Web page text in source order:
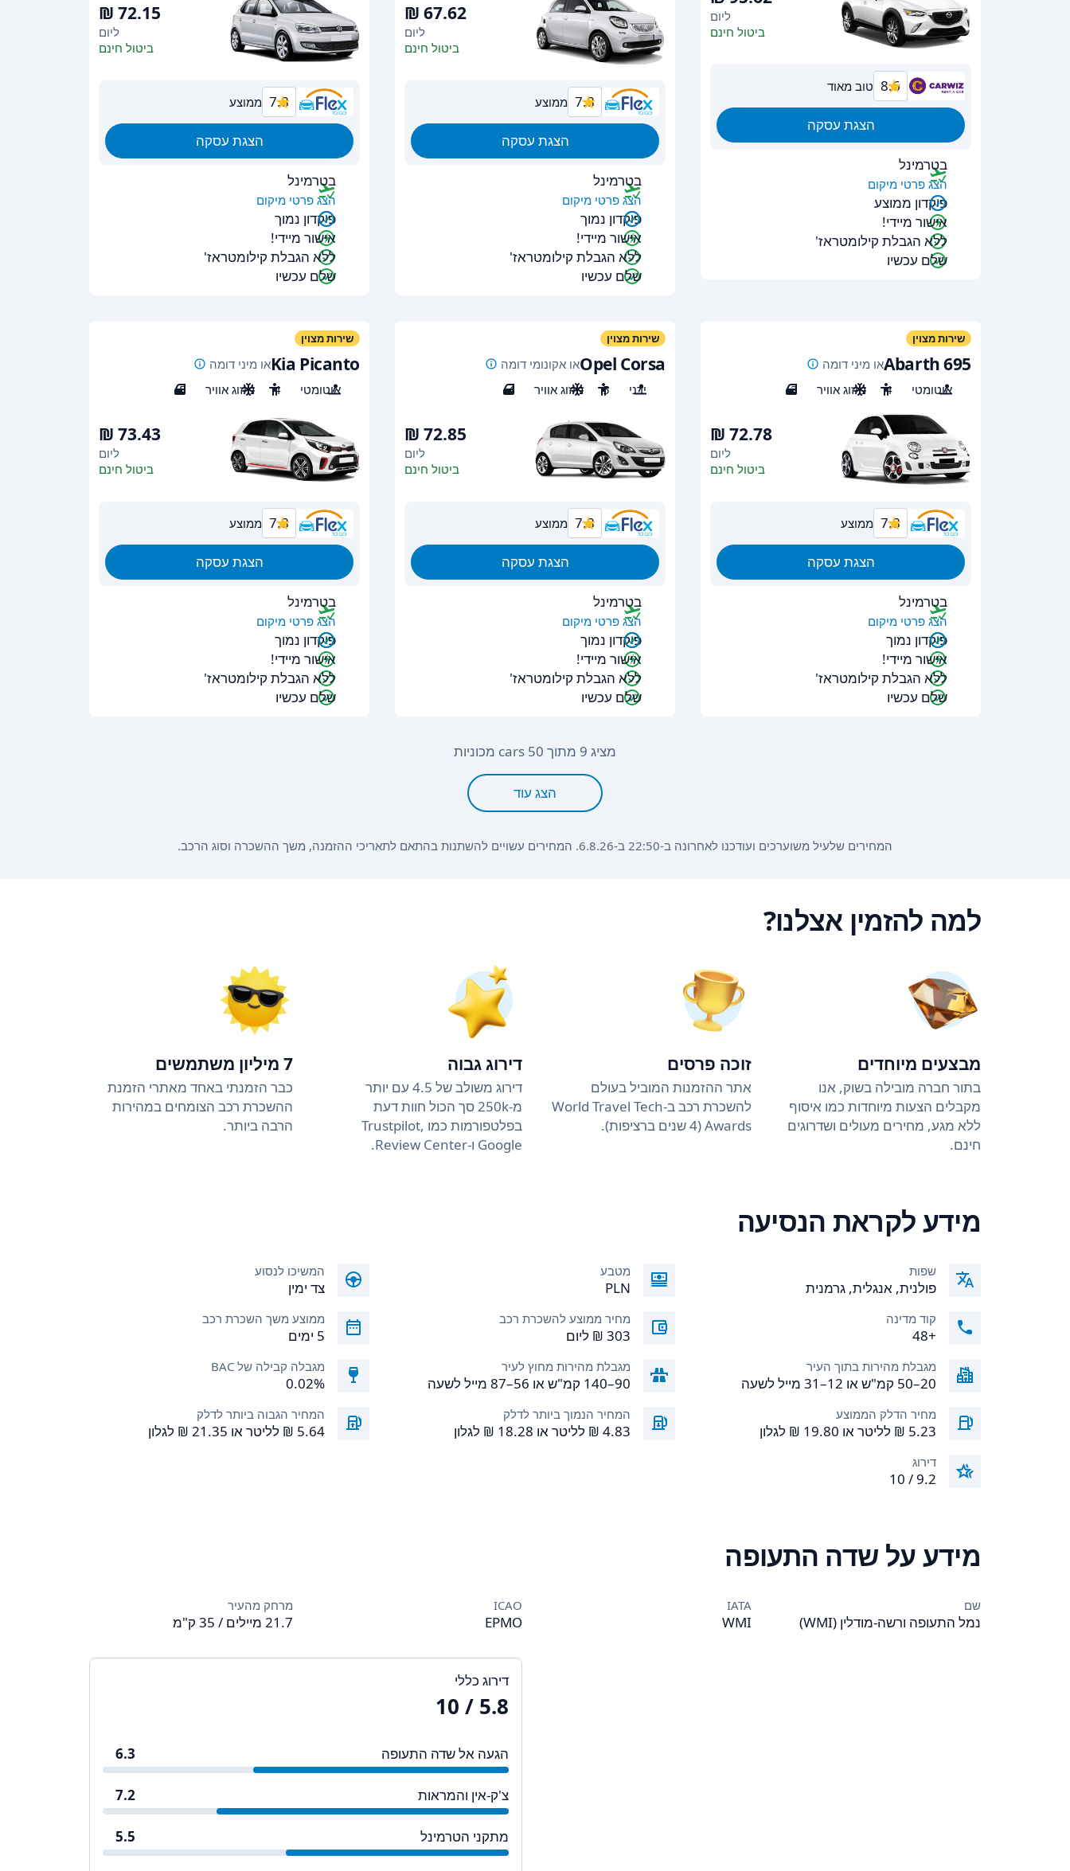
ליום
ביטול חינם
8.6 טוב מאוד
הצגת עסקה
בטרמינל
הצג פרטי מיקום
פיקדון ממוצע
אישור מיידי!
ללא הגבלת קילומטראז'
שלם עכשיו
ליום
ביטול חינם
7.8 ממוצע
הצגת עסקה
בטרמינל
הצג פרטי מיקום
פיקדון נמוך
אישור מיידי!
ללא הגבלת קילומטראז'
שלם עכשיו
ליום
ביטול חינם
7.8 ממוצע
הצגת עסקה
בטרמינל
הצג פרטי מיקום
פיקדון נמוך
אישור מיידי!
ללא הגבלת קילומטראז'
שלם עכשיו
שירות מצוין
Abarth 695או מיני דומה
אוטומטי
4 מיזוג אוויר 3
ליום
ביטול חינם
7.8 ממוצע
הצגת עסקה
בטרמינל
הצג פרטי מיקום
פיקדון נמוך
אישור מיידי!
ללא הגבלת קילומטראז'
שלם עכשיו
שירות מצוין
Opel Corsaאו אקונומי דומה
ידני
5 מיזוג אוויר 4
ליום
ביטול חינם
7.8 ממוצע
הצגת עסקה
בטרמינל
הצג פרטי מיקום
פיקדון נמוך
אישור מיידי!
ללא הגבלת קילומטראז'
שלם עכשיו
שירות מצוין
Kia Picantoאו מיני דומה
אוטומטי
4 מיזוג אוויר 5
ליום
ביטול חינם
7.8 ממוצע
הצגת עסקה
בטרמינל
הצג פרטי מיקום
פיקדון נמוך
אישור מיידי!
ללא הגבלת קילומטראז'
שלם עכשיו
מציג 9 מתוך 50 cars מכוניות
הצג עוד
המחירים שלעיל משוערכים ועודכנו לאחרונה ב-22:50 ב-6.8.26. המחירים עשויים להשתנות בהתאם לתאריכי ההזמנה, משך ההשכרה וסוג הרכב.
למה להזמין אצלנו?
מבצעים מיוחדים
בתור חברה מובילה בשוק, אנו
מקבלים הצעות מיוחדות כמו איסוף
ללא מגע, מחירים מעולים ושדרוגים
חינם.
זוכה פרסים
אתר ההזמנות המוביל בעולם
להשכרת רכב ב-World Travel Tech
Awards (4 שנים ברציפות).
דירוג גבוה
דירוג משולב של 4.5 עם יותר
מ-250k סך הכול חוות דעת
בפלטפורמות כמו Trustpilot,
Google ו-Review Center.
7 מיליון משתמשים
כבר הזמנתי באחד מאתרי הזמנת
ההשכרת רכב הצומחים במהירות
הרבה ביותר.
מידע לקראת הנסיעה
שפות
פולנית, אנגלית, גרמנית
מטבע
PLN
המשיכו לנסוע
צד ימין
קוד מדינה
+48
מחיר ממוצע להשכרת רכב ממוצע משך השכרת רכב
5 ימים
מגבלת מהירות בתוך העיר
20–50 קמ"ש או 12–31 מייל לשעה
מגבלת מהירות מחוץ לעיר
90–140 קמ"ש או 56–87 מייל לשעה
מגבלה קבילה של BAC
0.02%
מחיר הדלק הממוצע המחיר הנמוך ביותר לדלק המחיר הגבוה ביותר לדלק
דירוג
9.2 / 10
מידע על שדה התעופה
שם
נמל התעופה ורשה-מודלין (WMI)
IATA
WMI
ICAO
EPMO
מרחק מהעיר
21.7 מיילים / 35 ק"מ
דירוג כללי
5.8
/ 10
הגעה אל שדה התעופה 6.3
צ'ק-אין והמראות 7.2
מתקני הטרמינל 5.5